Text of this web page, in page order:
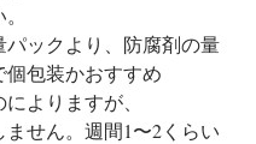
パックより、防腐剤の量
個包装かおすすめ
よりますが、
せん。週間1〜2くらい